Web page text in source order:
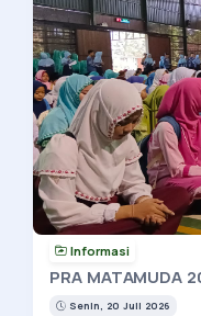
Informasi
Senin, 20 Juli 2026